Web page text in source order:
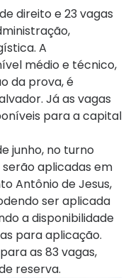
direito e 23 vagas
A
médio e técnico,
da prova, é
Já as vagas
para a capital
junho, no turno
aplicadas em
Antônio de Jesus,
ser aplicada
a disponibilidade
para aplicação.
as 83 vagas,
reserva.